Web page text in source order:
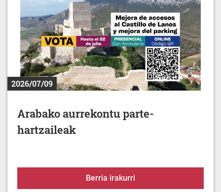
2026/07/09
Arabako aurrekontu parte-
hartzaileak
Berria irakurri